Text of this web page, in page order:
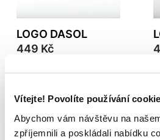
Vítejte! Povolíte používání
Abychom vám návštěvu na
zpříjemnili a poskládali nabídku
LOGO DASOL
449 Kč